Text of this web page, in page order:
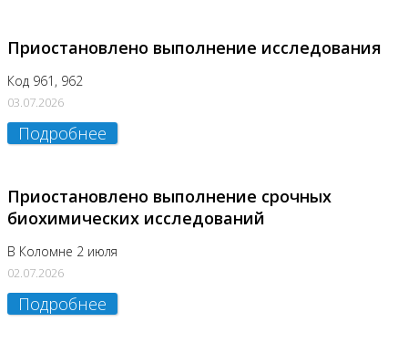
Приостановлено выполнение исследования
Код 961, 962
03.07.2026
Подробнее
Приостановлено выполнение срочных
биохимических исследований
В Коломне 2 июля
02.07.2026
Подробнее